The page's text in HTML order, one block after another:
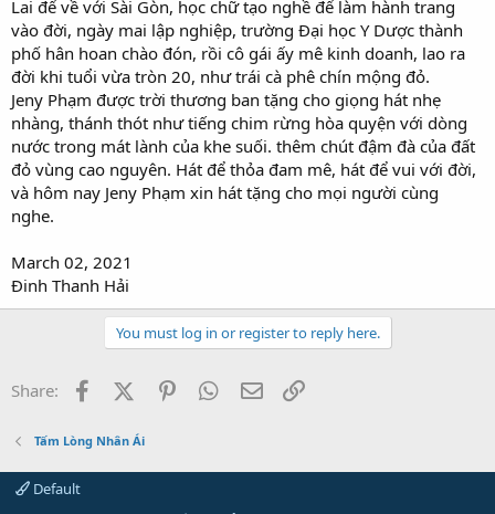
Lai để về với Sài Gòn, học chữ tạo nghề để làm hành trang
vào đời, ngày mai lập nghiệp, trường Đại học Y Dược thành
phố hân hoan chào đón, rồi cô gái ấy mê kinh doanh, lao ra
đời khi tuổi vừa tròn 20, như trái cà phê chín mộng đỏ.
Jeny Phạm được trời thương ban tặng cho giọng hát nhẹ
nhàng, thánh thót như tiếng chim rừng hòa quyện với dòng
nước trong mát lành của khe suối. thêm chút đậm đà của đất
đỏ vùng cao nguyên. Hát để thỏa đam mê, hát để vui với đời,
và hôm nay Jeny Phạm xin hát tặng cho mọi người cùng
nghe.
March 02, 2021
Đinh Thanh Hải
You must log in or register to reply here.
Share: FacebookX (Twitter)PinterestWhatsApp
Email
Tấm Lòng Nhân Ái
Default